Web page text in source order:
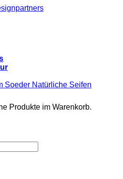
Produkte im Warenkorb.
Soeder Natürliche Seifen